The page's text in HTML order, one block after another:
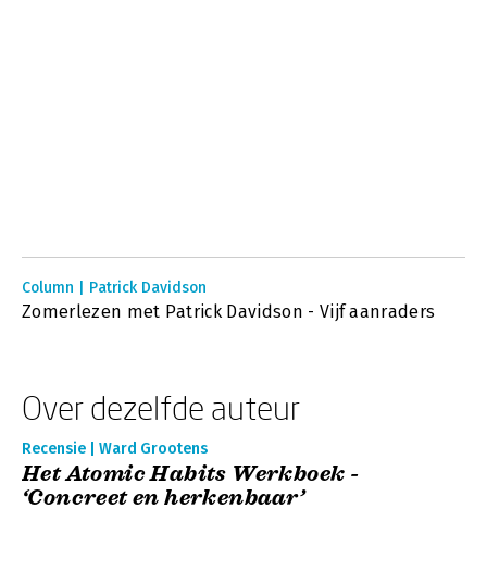
Column | Patrick Davidson
Zomerlezen met Patrick Davidson - Vijf aanraders
Over dezelfde auteur
Recensie | Ward Grootens
Het Atomic Habits Werkboek -
‘Concreet en herkenbaar’